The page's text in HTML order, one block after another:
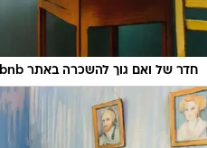
חדר של ואם גוך להשכרה באתר Airbnb